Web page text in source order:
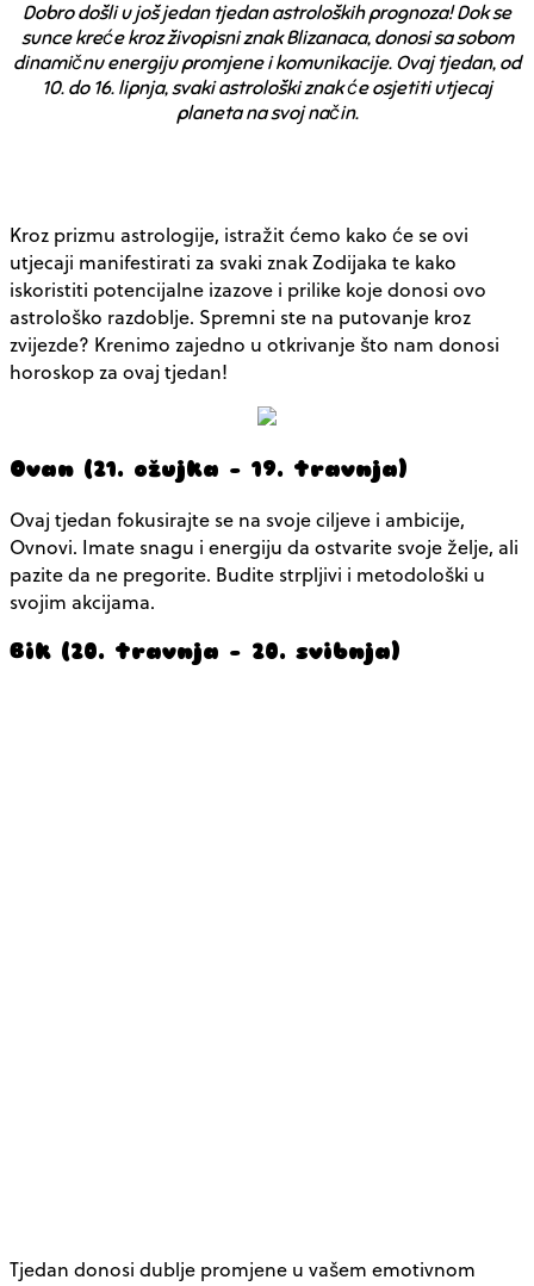
Dobro došli u još jedan tjedan astroloških prognoza! Dok se
sunce kreće kroz živopisni znak Blizanaca, donosi sa sobom
dinamičnu energiju promjene i komunikacije. Ovaj tjedan, od
10. do 16. lipnja, svaki astrološki znak će osjetiti utjecaj
planeta na svoj način.
Kroz prizmu astrologije, istražit ćemo kako će se ovi
utjecaji manifestirati za svaki znak Zodijaka te kako
iskoristiti potencijalne izazove i prilike koje donosi ovo
astrološko razdoblje. Spremni ste na putovanje kroz
zvijezde? Krenimo zajedno u otkrivanje što nam donosi
horoskop za ovaj tjedan!
Ovan (21. ožujka – 19. travnja)
Ovaj tjedan fokusirajte se na svoje ciljeve i ambicije,
Ovnovi. Imate snagu i energiju da ostvarite svoje želje, ali
pazite da ne pregorite. Budite strpljivi i metodološki u
svojim akcijama.
Bik (20. travnja – 20. svibnja)
Tjedan donosi dublje promjene u vašem emotivnom